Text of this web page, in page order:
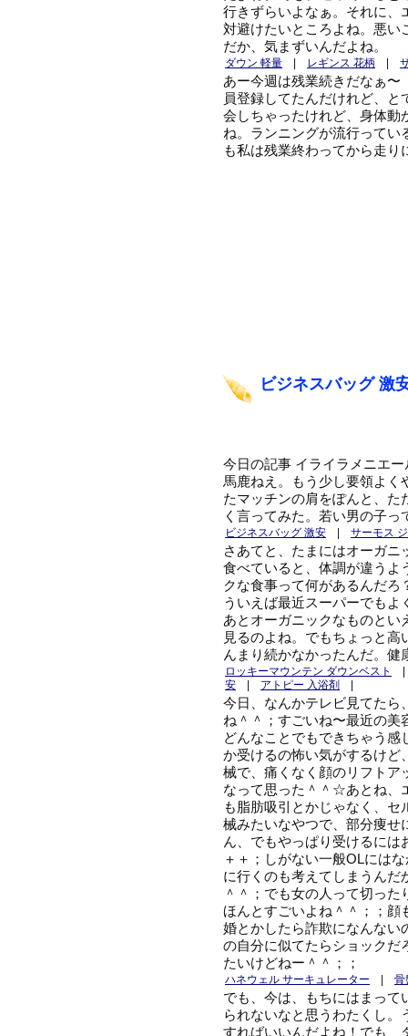
行きずらいよなぁ。それに、
対避けたいところよね。悪い
だか、気まずいんだよね。
ダウン 軽量 レギンス 花柄
あー今週は残業続きだなぁ
員登録してたんだけれど、
会しちゃったけれど、身体動
ね。ランニングが流行ってい
も私は残業終わってから走り
ビジネスバッグ 激
今日の記事 イライラメニエ
馬鹿ねえ。もう少し要領よく
たマッチンの肩をぽんと、た
く言ってみた。若い男の子っ
ビジネスバッグ 激安 サーモス
さあてと、たまにはオーガ
食べていると、体調が違うよ
クな食事って何があるんだ
ういえば最近スーパーでも
あとオーガニックなものとい
見るのよね。でもちょっと
んまり続かなかったんだ。
ロッキーマウンテン ダウンベスト
安
アトピー 入浴剤
今日、なんかテレビ見てたら
ね＾＾；すごいね〜最近の美
どんなことでもできちゃう
か受けるの怖い気がするけど
械で、痛くなく顔のリフトア
なって思った＾＾☆あとね、
も脂肪吸引とかじゃなく、
械みたいなやつで、部分痩せ
ん、でもやっぱり受けるに
＋＋；しがない一般OLには
に行くのも考えてしまうんだ
＾＾；でも女の人って切っ
ほんとすごいよね＾＾；；顔
婚とかしたら詐欺になんない
の自分に似てたらショックだ
たいけどねー＾＾；；
ハネウェル サーキュレーター 骨
でも、今は、もちにはまって
られないなと思うわたくし
すればいいんだよね！でも、